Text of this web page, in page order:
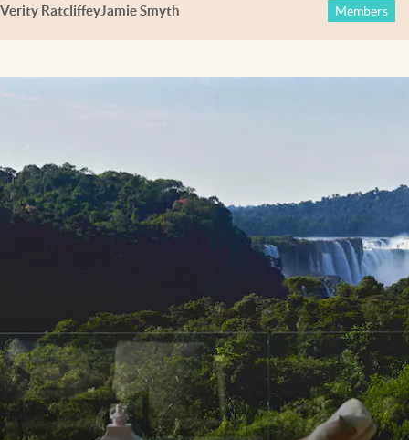
Verity RatcliffeyJamie Smyth Members